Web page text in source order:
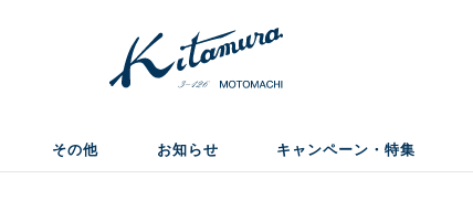
その他 お知らせ キャンペーン・特集